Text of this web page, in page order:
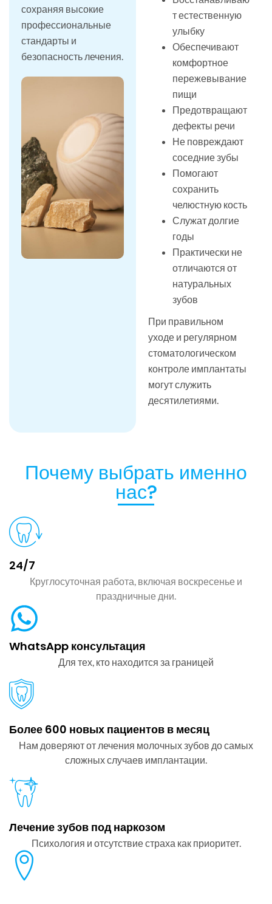
т естественную
улыбку
Обеспечивают
комфортное
пережевывание
пищи
Предотвращают
дефекты речи
Не повреждают
соседние зубы
Помогают
сохранить
челюстную кость
Служат долгие
годы
Практически не
отличаются от
натуральных
зубов
При правильном
уходе и регулярном
стоматологическом
контроле имплантаты
могут служить
десятилетиями.
сохраняя высокие
профессиональные
стандарты и
безопасность лечения.
Почему выбрать именно
нас?
24/7
Круглосуточная работа, включая воскресенье и
праздничные дни.
WhatsApp консультация
Для тех, кто находится за границей
Более 600 новых пациентов в месяц
Нам доверяют от лечения молочных зубов до самых
сложных случаев имплантации.
Лечение зубов под наркозом
Психология и отсутствие страха как приоритет.